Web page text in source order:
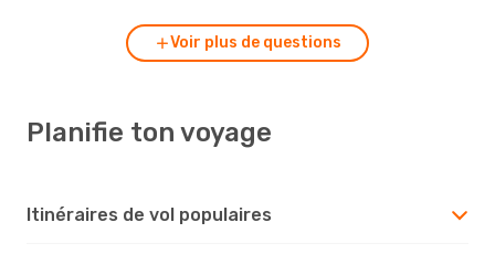
Voir plus de questions
Planifie ton voyage
Itinéraires de vol populaires